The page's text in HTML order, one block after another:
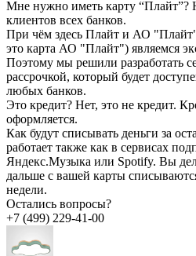
Мне нужно иметь карту “Плайт”?
клиентов всех банков.
При чём здесь Плайт и АО
это карта АО "Плайт") являемся
Поэтому мы решили разработать
рассрочкой, который будет
любых банков.
Это кредит? Нет, это не кредит.
оформляется.
Как будут списывать деньги за
работает также как в сервисах
Яндекс.Музыка или Spotify. Вы
дальше с вашей карты
недели.
Остались вопросы?
+7 (499) 229-41-00